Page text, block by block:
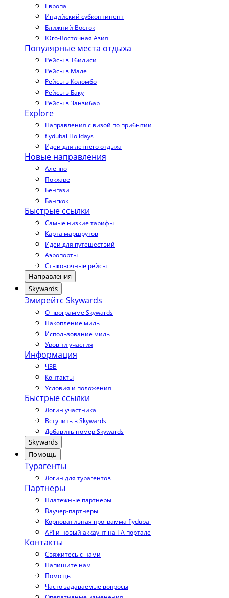
Европа
Индийский субконтинент
Ближний Восток
Юго-Восточная Азия
Популярные места отдыха
Рейсы в Тбилиси
Рейсы в Мале
Рейсы в Коломбо
Рейсы в Баку
Рейсы в Занзибар
Explore
Направления с визой по прибытии
flydubai Holidays
Идеи для летнего отдыха
Новые направления
Алеппо
Покхаре
Бенгази
Бангкок
Быстрые ссылки
Самые низкие тарифы
Карта маршрутов
Идеи для путешествий
Аэропорты
Стыковочные рейсы
Направления
Skywards
Эмирейтс Skywards
О программе Skywards
Накопление миль
Использование миль
Уровни участия
Информация
ЧЗВ
Контакты
Условия и положения
Быстрые ссылки
Логин участника
Вступить в Skywards
Добавить номер Skywards
Skywards
Помощь
Турагенты
Логин для турагентов
Партнеры
Платежные партнеры
Ваучер-партнеры
Корпоративная программа flydubai
API и новый аккаунт на TA портале
Контакты
Свяжитесь с нами
Напишите нам
Помощь
Часто задаваемые вопросы